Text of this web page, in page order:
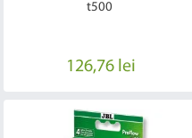
t500
126,76 lei